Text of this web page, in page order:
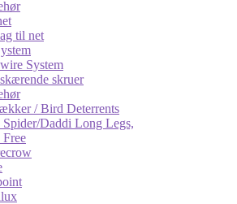
til net
System
skruer
/ Bird Deterrents
Daddi Long Legs,